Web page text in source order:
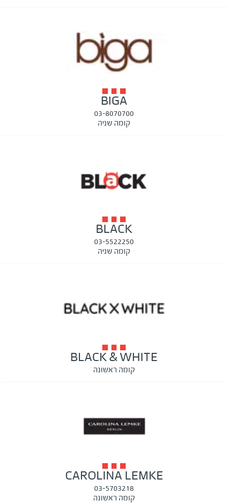
BIGA
03-8070700
קומה שניה
BLACK
03-5522250
קומה שניה
BLACK & WHITE
קומה ראשונה
CAROLINA LEMKE
03-5703218
קומה ראשונה